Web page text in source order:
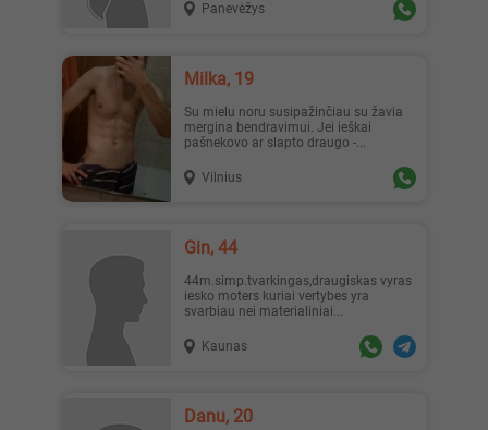
Panevėžys
Milka, 19
Su mielu noru susipažinčiau su žavia
mergina bendravimui. Jei ieškai
pašnekovo ar slapto draugo -...
Vilnius
Gin, 44
44m.simp.tvarkingas,draugiskas vyras
iesko moters kuriai vertybes yra
svarbiau nei materialiniai...
Kaunas
Danu, 20